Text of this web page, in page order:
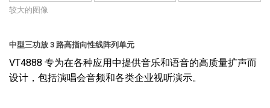
较大的图像
中型三功放 3 路高指向性线阵列单元
VT4888 专为在各种应用中提供音乐和语音的高质量扩声而
设计，包括演唱会音频和各类企业视听演示。